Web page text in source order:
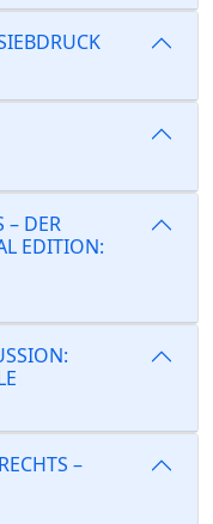
– DER
EDITION:
–